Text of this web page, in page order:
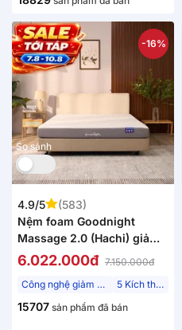
So sánh
-16%
4.9/5
(583)
Nệm foam Goodnight
Massage 2.0 (Hachi) giảm
áp lực dày 15cm
6.022.000đ 7.150.000đ
Công nghệ giảm áp lực
5 Kích thước
15707 sản phẩm đã bán